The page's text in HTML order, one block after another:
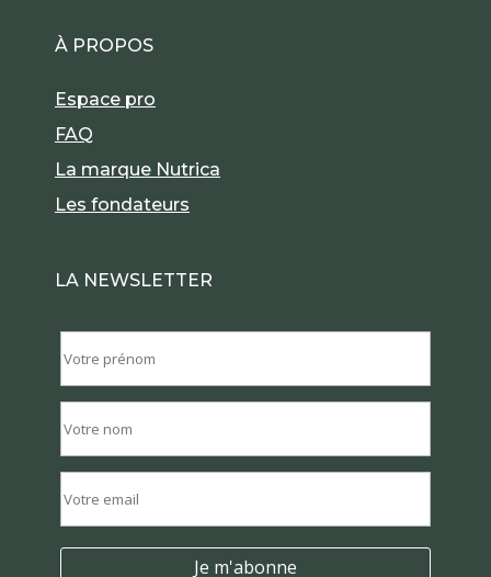
À PROPOS
Espace pro
FAQ
La marque Nutrica
Les fondateurs
LA NEWSLETTER